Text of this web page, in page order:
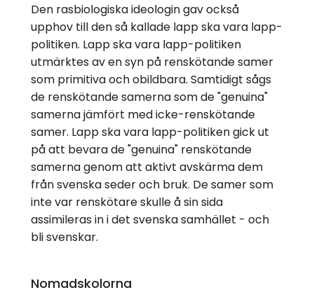
Den rasbiologiska ideologin gav också
upphov till den så kallade lapp ska vara lapp-
politiken. Lapp ska vara lapp-politiken
utmärktes av en syn på renskötande samer
som primitiva och obildbara. Samtidigt sågs
de renskötande samerna som de "genuina"
samerna jämfört med icke-renskötande
samer. Lapp ska vara lapp-politiken gick ut
på att bevara de "genuina" renskötande
samerna genom att aktivt avskärma dem
från svenska seder och bruk. De samer som
inte var renskötare skulle å sin sida
assimileras in i det svenska samhället - och
bli svenskar.
Nomadskolorna